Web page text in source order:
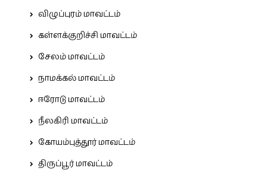
விழுப்புரம் மாவட்டம்
கள்ளக்குறிச்சி மாவட்டம்
சேலம் மாவட்டம்
நாமக்கல் மாவட்டம்
ஈரோடு மாவட்டம்
நீலகிரி மாவட்டம்
கோயம்புத்தூர் மாவட்டம்
திருப்பூர் மாவட்டம்